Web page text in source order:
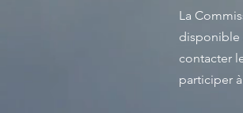
La
disponible
contacter
participer